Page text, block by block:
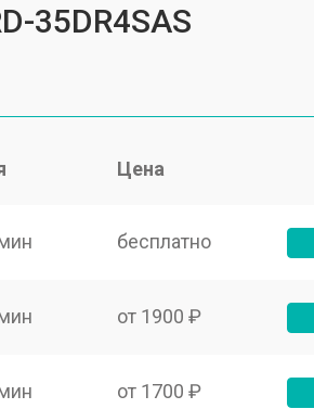
35DR4SAS
Цена
бесплатно
от 1900 ₽
от 1700 ₽